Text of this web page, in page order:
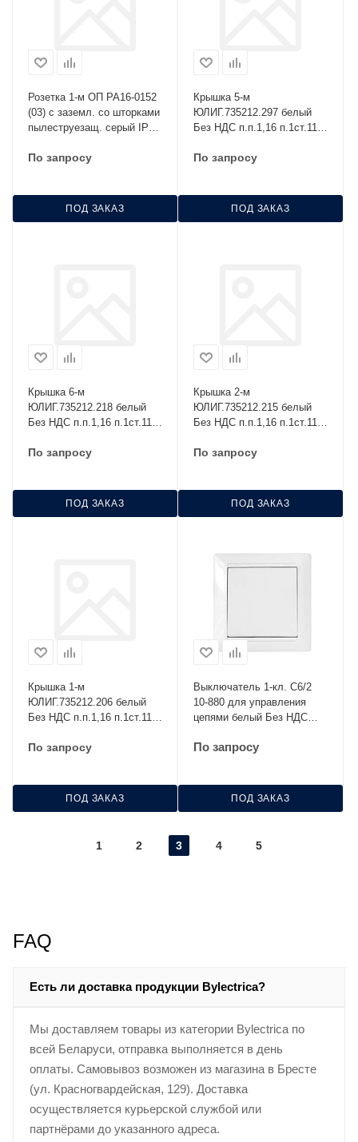
Розетка 1-м ОП РА16-0152
(03) с заземл. со шторками
пылеструезащ. серый IP55
НК
По запросу
ПОД ЗАКАЗ
Крышка 5-м
ЮЛИГ.735212.297 белый
Без НДС п.п.1,16 п.1ст.118
По запросу
ПОД ЗАКАЗ
Крышка 6-м
ЮЛИГ.735212.218 белый
Без НДС п.п.1,16 п.1ст.118
По запросу
ПОД ЗАКАЗ
Крышка 2-м
ЮЛИГ.735212.215 белый
Без НДС п.п.1,16 п.1ст.118
По запросу
ПОД ЗАКАЗ
Крышка 1-м
ЮЛИГ.735212.206 белый
Без НДС п.п.1,16 п.1ст.118
По запросу
ПОД ЗАКАЗ
Выключатель 1-кл. С6/2
10-880 для управления
цепями белый Без НДС
По запросу
ПОД ЗАКАЗ
1 2 3 4 5
FAQ
Есть ли доставка продукции Bylectrica?
Мы доставляем товары из категории Bylectrica по
всей Беларуси, отправка выполняется в день
оплаты. Самовывоз возможен из магазина в Бресте
(ул. Красногвардейская, 129). Доставка
осуществляется курьерской службой или
партнёрами до указанного адреса.